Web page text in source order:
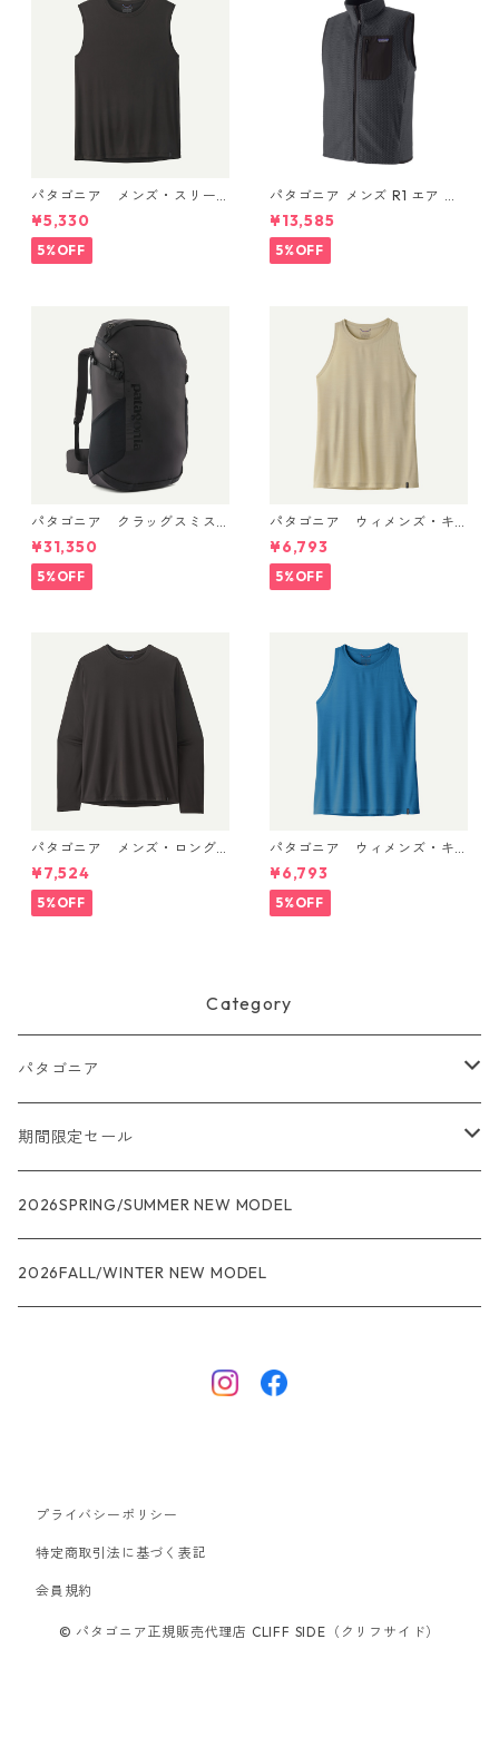
パタゴニア メンズ・スリー
ブレス・キャプリーン・クー
ル・デイリー・シャツ (カラ
ー Black) Patagonia Men's Sl
eeveless Capilene® Cool Da
¥5,330
5%OFF
パタゴニア メンズ R1 エア ベ
スト 40285 Smolder Blue
¥13,585
5%OFF
パタゴニア クラッグスミス
パック 45L ブラック 48066 P
atagonia Cragsmith Pack 日
本正規品
¥31,350
5%OFF
パタゴニア ウィメンズ・キ
ャプリーン・クール・ウルト
ラ・タンク Pumice - Dyno W
hite X-Dye 44740 日本正規
品
¥6,793
5%OFF
パタゴニア メンズ・ロング
スリーブ・キャプリーン・ク
ール・デイリー・シャツ Black
¥7,524
5%OFF
パタゴニア ウィメンズ・キ
ャプリーン・クール・ウルト
ラ・タンク Aquatic Blue - Li
ght Aquatic Blue X-Dye 447
40 日本正規品
¥6,793
5%OFF
Category
パタゴニア
メンズ
R1
R1エア
ウィメンズ
R1
ジャケット・アウター
スウェットシャツ・フーディ
ボードショーツ
期間限定セール
★★★
レインウェアー
2026SPRING/SUMMER NEW MODEL
2026FALL/WINTER NEW MODEL
プライバシーポリシー
特定商取引法に基づく表記
会員規約
© パタゴニア正規販売代理店 CLIFF SIDE（クリフサイド）